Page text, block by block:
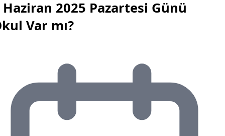
Haziran 2025 Pazartesi Günü
Var mı?